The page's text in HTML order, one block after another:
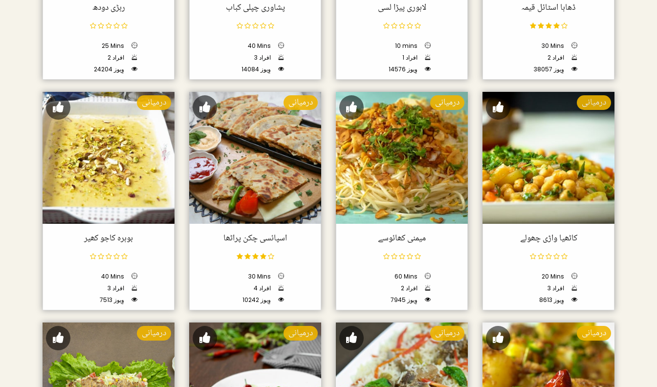
ڈھابا اسٹائل قیمہ
30 Mins
2 افراد
38057 وِیوز
لاہوری پیڑا لسی
10 mins
1 افراد
14576 وِیوز
پشاوری چپلی کباب
40 Mins
3 افراد
14084 وِیوز
ربڑی دودھ
25 Mins
2 افراد
24204 وِیوز
درمیانی
کاٹھیا واڑی چھولے
20 Mins
3 افراد
8613 وِیوز
درمیانی
میمنی کھائوسے
60 Mins
2 افراد
7945 وِیوز
درمیانی
اسپائسی چکن پراٹھا
30 Mins
4 افراد
10242 وِیوز
درمیانی
بوہرہ کاجو کھیر
40 Mins
3 افراد
7513 وِیوز
درمیانی درمیانی درمیانی درمیانی